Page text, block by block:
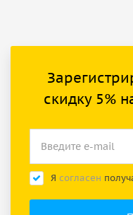
скидку 5%
Я согласен